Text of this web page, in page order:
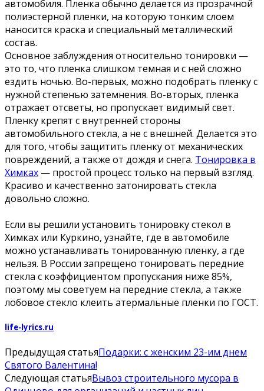
автомобиля. Пленка обычно делается из прозрачной
полиэстерной пленки, на которую тонким слоем
наносится краска и специальный металлический
состав.
Основное заблуждения относительно тонировки —
это то, что пленка слишком темная и с ней сложно
ездить ночью. Во-первых, можно подобрать пленку с
нужной степенью затемнения. Во-вторых, пленка
отражает отсветы, но пропускает видимый свет.
Пленку крепят с внутренней стороны
автомобильного стекла, а не с внешней. Делается это
для того, чтобы защитить пленку от механических
повреждений, а также от дождя и снега. Тонировка в
Химках — простой процесс только на первый взгляд.
Красиво и качественно затонировать стекла
довольно сложно.
Если вы решили установить тонировку стекол в
Химках или Куркино, узнайте, где в автомобиле
можно устанавливать тонированную пленку, а где
нельзя. В России запрещено тонировать передние
стекла с коэффициентом пропускания ниже 85%,
поэтому мы советуем на передние стекла, а также
лобовое стекло клеить атермальные пленки по ГОСТ.
life-lyrics.ru
Предыдущая статьяПодарки: с женским 23-им днем
Святого Валентина!
Следующая статьяВывоз строительного мусора в